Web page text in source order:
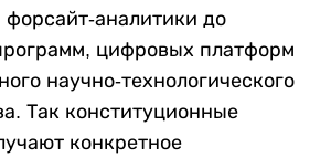
форсайт-аналитики до
цифровых платформ
научно-технологического
Так конституционные
конкретное